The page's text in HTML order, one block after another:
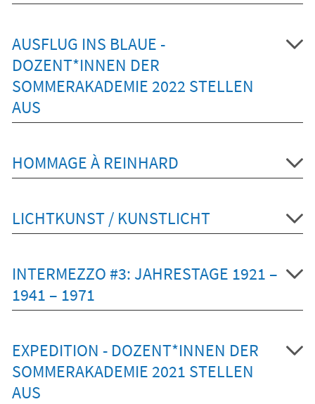
AUSFLUG INS BLAUE -
DOZENT*INNEN DER
SOMMERAKADEMIE 2022 STELLEN
AUS
HOMMAGE À REINHARD
LICHTKUNST / KUNSTLICHT
INTERMEZZO #3: JAHRESTAGE 1921 –
1941 – 1971
EXPEDITION - DOZENT*INNEN DER
SOMMERAKADEMIE 2021 STELLEN
AUS